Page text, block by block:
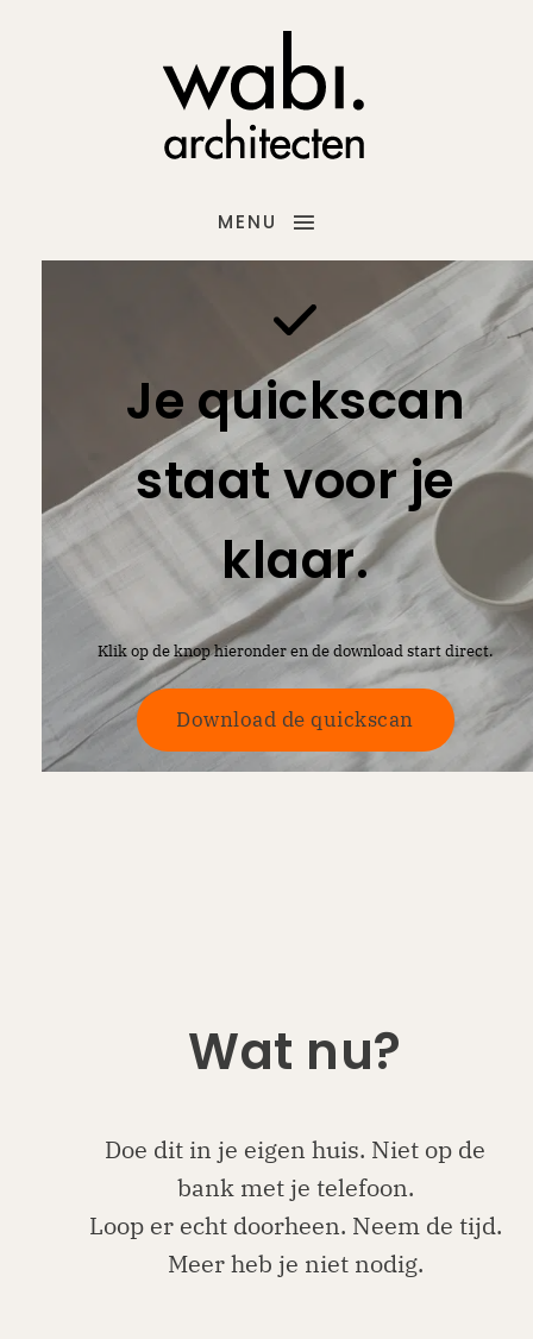
MENU
Je quickscan
staat voor je
klaar.
Klik op de knop hieronder en de download start direct.
Download de quickscan
Wat nu?
Doe dit in je eigen huis. Niet op de
bank met je telefoon.
Loop er echt doorheen. Neem de tijd.
Meer heb je niet nodig.